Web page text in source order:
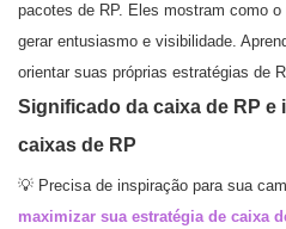
pacotes de RP. Eles mostram como
gerar entusiasmo e visibilidade.
orientar suas próprias estratégias de
Significado da caixa de RP e
caixas de RP
💡 Precisa de inspiração para sua
maximizar sua estratégia de caixa